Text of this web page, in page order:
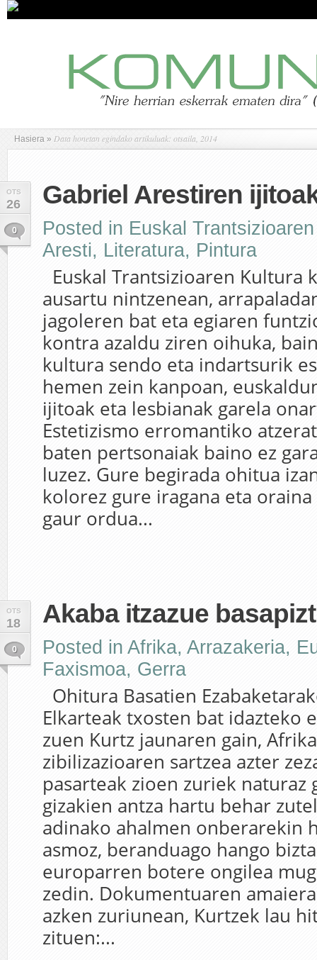
Hasiera » Data honetan egindako artikuluak: otsaila, 2014
OTS
26
0
Gabriel Arestiren
Posted in Euskal
Aresti, Literatura, Pintura
Euskal Trantsizioaren Kultura
ausartu nintzenean,
jagoleren bat eta egiaren
kontra azaldu ziren oihuka,
kultura sendo eta indartsurik
hemen zein kanpoan,
ijitoak eta lesbianak garela
Estetizismo erromantiko
baten pertsonaiak baino ez
luzez. Gure begirada ohitua
kolorez gure iragana eta
gaur ordua...
OTS
18
0
Akaba itzazue
Posted in Afrika, Arrazakeria,
Faxismoa, Gerra
Ohitura Basatien
Elkarteak txosten bat idazteko
zuen Kurtz jaunaren gain,
zibilizazioaren sartzea azter
pasarteak zioen zuriek naturaz
gizakien antza hartu behar
adinako ahalmen onberarekin
asmoz, beranduago hango
europarren botere ongilea
zedin. Dokumentuaren
azken zuriunean, Kurtzek lau
zituen:...